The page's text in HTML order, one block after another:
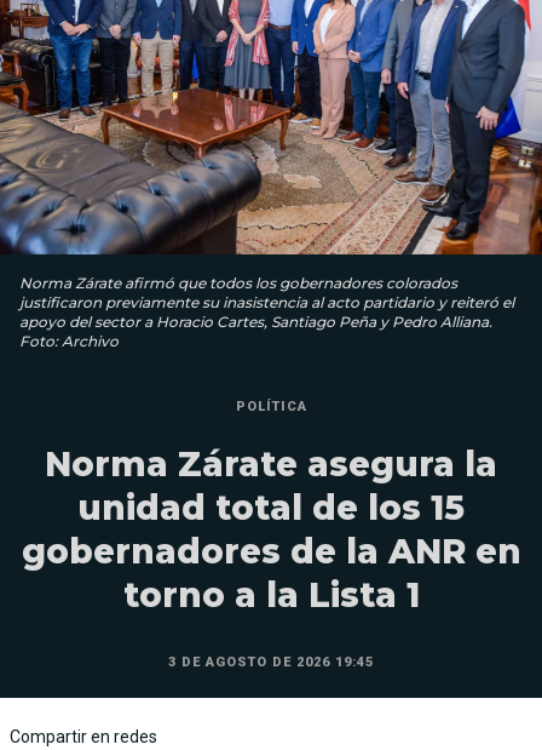
Norma Zárate afirmó que todos los gobernadores colorados
justificaron previamente su inasistencia al acto partidario y reiteró el
apoyo del sector a Horacio Cartes, Santiago Peña y Pedro Alliana.
Foto: Archivo
POLÍTICA
Norma Zárate asegura la
unidad total de los 15
gobernadores de la ANR en
torno a la Lista 1
3 DE AGOSTO DE 2026 19:45
Compartir en redes